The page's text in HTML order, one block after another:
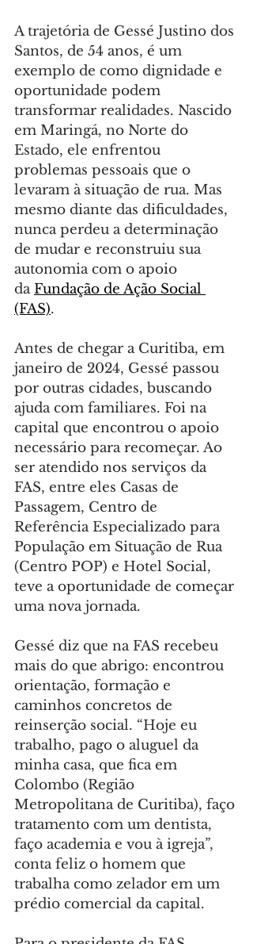
A trajetória de Gessé Justino dos
Santos, de 54 anos, é um
exemplo de como dignidade e
oportunidade podem
transformar realidades. Nascido
em Maringá, no Norte do
Estado, ele enfrentou
problemas pessoais que o
levaram à situação de rua. Mas
mesmo diante das dificuldades,
nunca perdeu a determinação
de mudar e reconstruiu sua
autonomia com o apoio
da Fundação de Ação Social
(FAS).
Antes de chegar a Curitiba, em
janeiro de 2024, Gessé passou
por outras cidades, buscando
ajuda com familiares. Foi na
capital que encontrou o apoio
necessário para recomeçar. Ao
ser atendido nos serviços da
FAS, entre eles Casas de
Passagem, Centro de
Referência Especializado para
População em Situação de Rua
(Centro POP) e Hotel Social,
teve a oportunidade de começar
uma nova jornada.
Gessé diz que na FAS recebeu
mais do que abrigo: encontrou
orientação, formação e
caminhos concretos de
reinserção social. “Hoje eu
trabalho, pago o aluguel da
minha casa, que fica em
Colombo (Região
Metropolitana de Curitiba), faço
tratamento com um dentista,
faço academia e vou à igreja”,
conta feliz o homem que
trabalha como zelador em um
prédio comercial da capital.